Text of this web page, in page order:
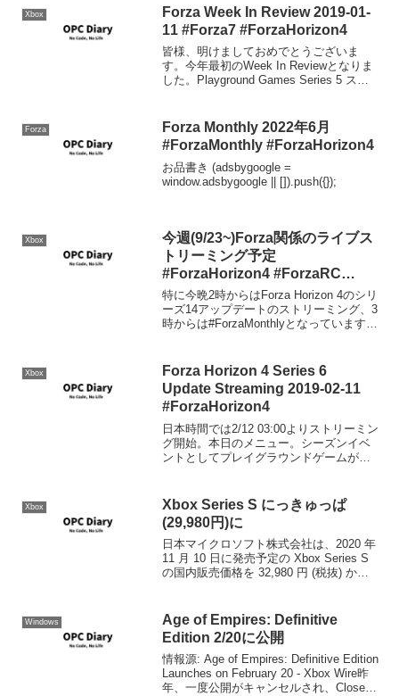
Xbox
Forza Week In Review 2019-01-
11 #Forza7 #ForzaHorizon4
皆様、明けましておめでとうございま
す。今年最初のWeek In Reviewとなりま
した。Playground Games Series 5 スト
Forza
Forza Monthly 2022年6月
#ForzaMonthly #ForzaHorizon4
お品書き (adsbygoogle =
window.adsbygoogle || []).push({});
Xbox
今週(9/23~)Forza関係のライブス
トリーミング予定
#ForzaHorizon4 #ForzaRC
#Forza7
特に今晩2時からはForza Horizon 4のシリ
ーズ14アップデートのストリーミング、3
時からは#ForzaMonthlyとなっています。
Xbox
Forza Horizon 4 Series 6
Update Streaming 2019-02-11
#ForzaHorizon4
日本時間では2/12 03:00よりストリーミン
グ開始。本日のメニュー。シーズンイベ
ントとしてプレイグラウンドゲームが追
て言う事で、Rip Rod以上の苦行が待って
いそ...
Xbox
Xbox Series S にっきゅっぱ
(29,980円)に
日本マイクロソフト株式会社は、2020 年
11 月 10 日に発売予定の Xbox Series S
の国内販売価格を 32,980 円 (税抜) か
Windows
Age of Empires: Definitive
Edition 2/20に公開
情報源: Age of Empires: Definitive Edition
Launches on February 20 - Xbox Wire昨
年、一度公開がキャンセルされ、Closed